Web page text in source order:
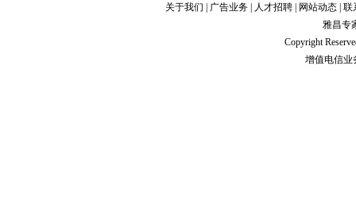
关于我们 广告业务 人才招聘 网站动态 联
雅昌专
Copyright
增值电信